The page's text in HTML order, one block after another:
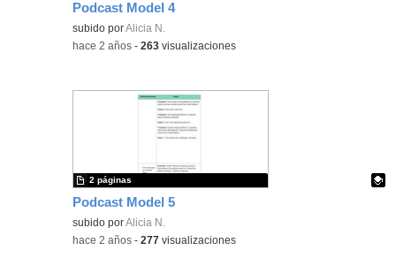
Podcast Model 4
Contenido educativo.
subido porAlicia N.
-hace 2 años -263 visualizaciones
Podcast Model 5
Contenido educativo.
subido porAlicia N.
2 páginas
-hace 2 años -277 visualizaciones